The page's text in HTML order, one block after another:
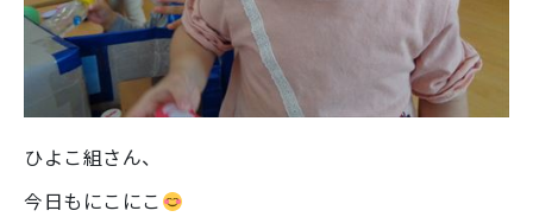
ひよこ組さん、
今日もにこにこ